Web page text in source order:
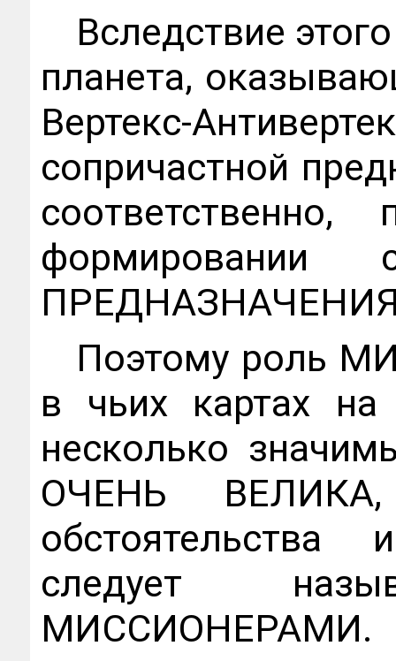
Вследствие
планета,
Вертекс-
сопричастной
формировании
Поэтому роль
в чьих картах на
несколько
ОЧЕНЬ
следует
МИССИОНЕРАМИ.